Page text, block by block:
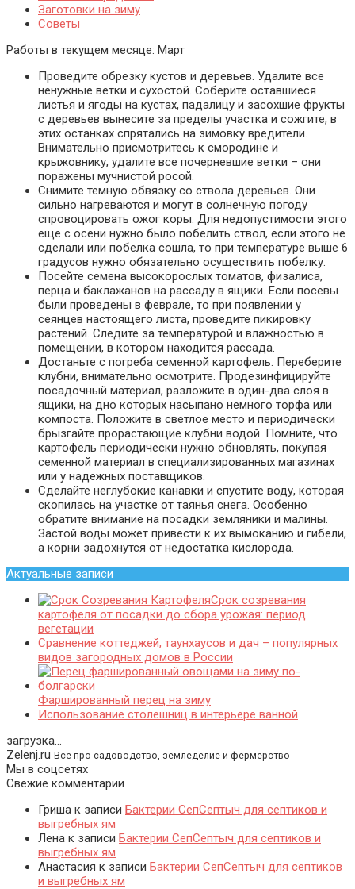
Заготовки на зиму
Советы
Работы в текущем месяце: Март
Проведите обрезку кустов и деревьев. Удалите все
ненужные ветки и сухостой. Соберите оставшиеся
листья и ягоды на кустах, падалицу и засохшие фрукты
с деревьев вынесите за пределы участка и сожгите, в
этих останках спрятались на зимовку вредители.
Внимательно присмотритесь к смородине и
крыжовнику, удалите все почерневшие ветки – они
поражены мучнистой росой.
Снимите темную обвязку со ствола деревьев. Они
сильно нагреваются и могут в солнечную погоду
спровоцировать ожог коры. Для недопустимости этого
еще с осени нужно было побелить ствол, если этого не
сделали или побелка сошла, то при температуре выше 6
градусов нужно обязательно осуществить побелку.
Посейте семена высокорослых томатов, физалиса,
перца и баклажанов на рассаду в ящики. Если посевы
были проведены в феврале, то при появлении у
сеянцев настоящего листа, проведите пикировку
растений. Следите за температурой и влажностью в
помещении, в котором находится рассада.
Достаньте с погреба семенной картофель. Переберите
клубни, внимательно осмотрите. Продезинфицируйте
посадочный материал, разложите в один-два слоя в
ящики, на дно которых насыпано немного торфа или
компоста. Положите в светлое место и периодически
брызгайте прорастающие клубни водой. Помните, что
картофель периодически нужно обновлять, покупая
семенной материал в специализированных магазинах
или у надежных поставщиков.
Сделайте неглубокие канавки и спустите воду, которая
скопилась на участке от таянья снега. Особенно
обратите внимание на посадки земляники и малины.
Застой воды может привести к их вымоканию и гибели,
а корни задохнутся от недостатка кислорода.
Актуальные записи
Срок созревания
картофеля от посадки до сбора урожая: период
вегетации
Сравнение коттеджей, таунхаусов и дач – популярных
видов загородных домов в России
Фаршированный перец на зиму
Использование столешниц в интерьере ванной
загрузка...
Zelenj.ru Все про садоводство, земледелие и фермерство
Мы в соцсетях
Свежие комментарии
Гриша к записи Бактерии СепСептыч для септиков и
выгребных ям
Лена к записи Бактерии СепСептыч для септиков и
выгребных ям
Анастасия к записи Бактерии СепСептыч для септиков
и выгребных ям